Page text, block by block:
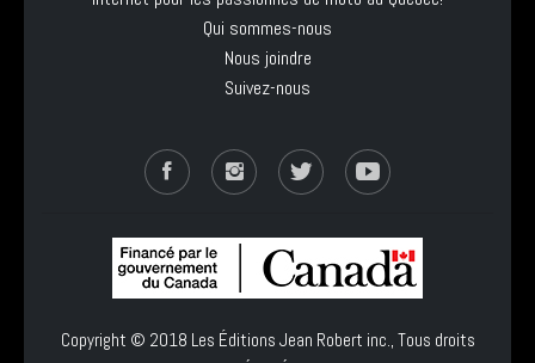
Qui sommes-nous
Nous joindre
Suivez-nous
Copyright © 2018 Les Éditions Jean Robert inc., Tous droits